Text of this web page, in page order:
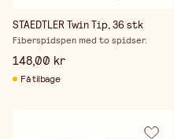
STAEDTLER Twin Tip, 36 stk
Fiberspidspen med to spidser.
148,00 kr
Få tilbage